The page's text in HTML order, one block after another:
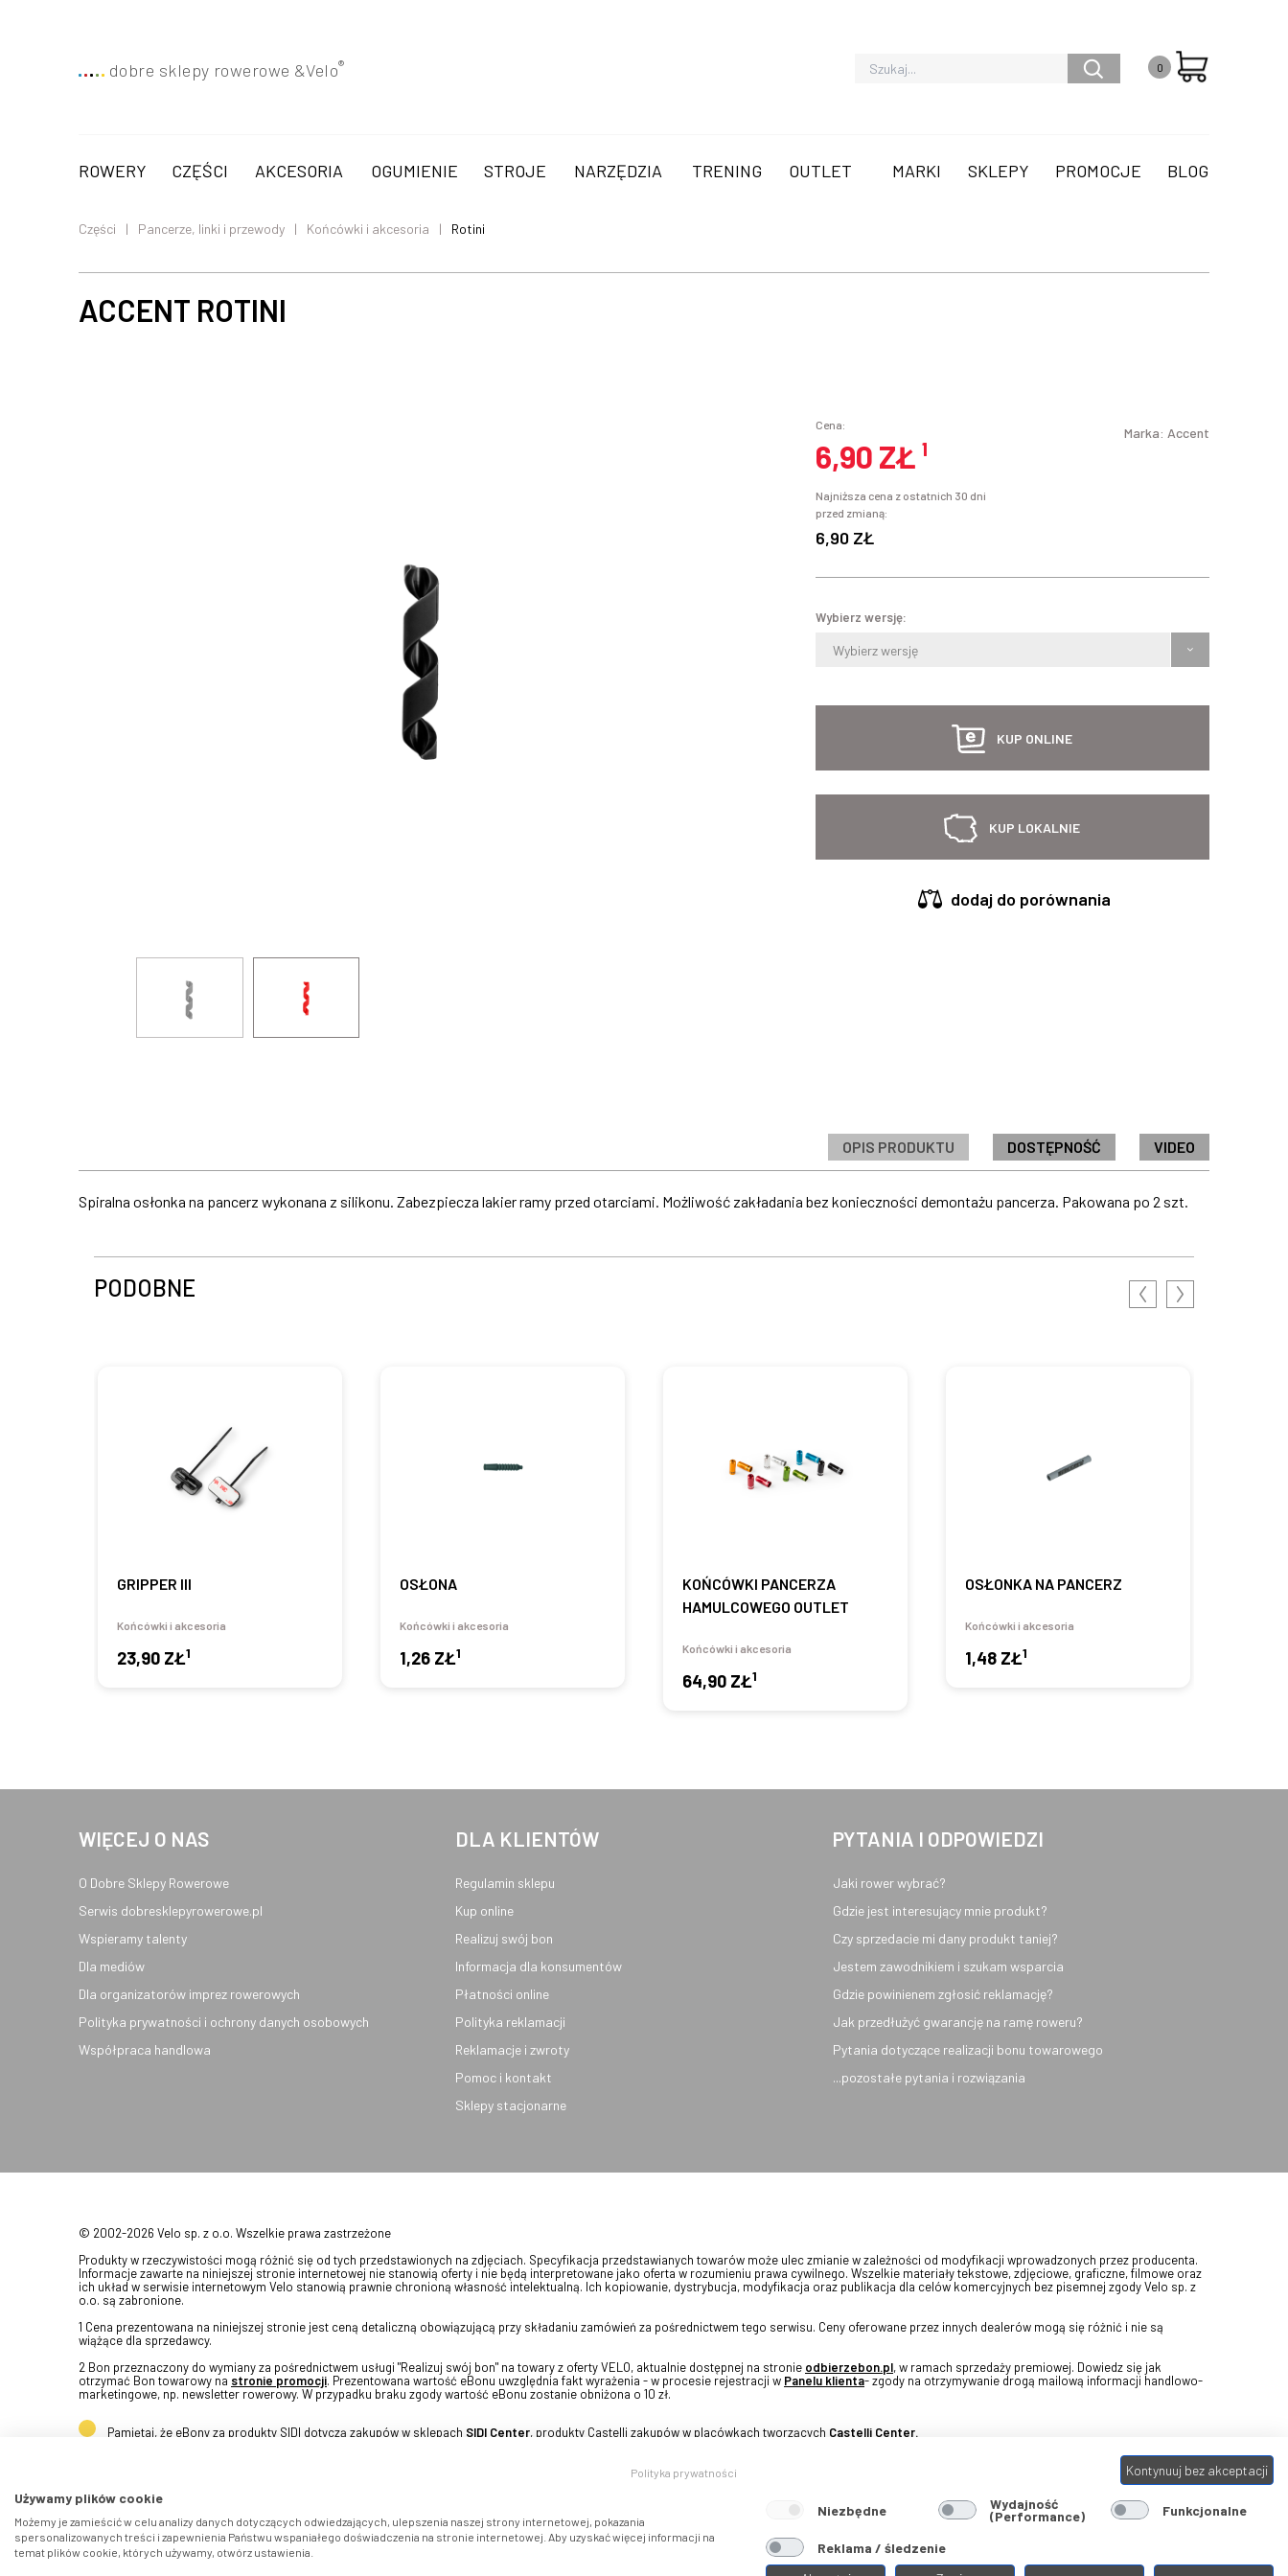
dobre sklepy rowerowe &Velo® 0
ROWERY CZĘŚCI AKCESORIA OGUMIENIE STROJE NARZĘDZIA TRENING OUTLET MARKI SKLEPY PROMOCJE BLOG
Części Pancerze, linki i przewody Końcówki i akcesoria Rotini
ACCENT ROTINI
Cena:
6,90 ZŁ¹
Najniższa cena z ostatnich 30 dni
przed zmianą:
6,90 ZŁ
Marka: Accent
Wybierz wersję:
Wybierz wersję
KUP ONLINE
KUP LOKALNIE
dodaj do porównania
OPIS PRODUKTU DOSTĘPNOŚĆ VIDEO
Spiralna osłonka na pancerz wykonana z silikonu. Zabezpiecza lakier ramy przed otarciami. Możliwość zakładania bez konieczności demontażu pancerza. Pakowana po 2 szt.
PODOBNE
GRIPPER III
Końcówki i akcesoria
23,90 ZŁ1
OSŁONA
Końcówki i akcesoria
1,26 ZŁ1
KOŃCÓWKI PANCERZA
HAMULCOWEGO OUTLET
Końcówki i akcesoria
64,90 ZŁ1
OSŁONKA NA PANCERZ
Końcówki i akcesoria
1,48 ZŁ1
WIĘCEJ O NAS
O Dobre Sklepy Rowerowe
Serwis dobresklepyrowerowe.pl
Wspieramy talenty
Dla mediów
Dla organizatorów imprez rowerowych
Polityka prywatności i ochrony danych osobowych
Współpraca handlowa
DLA KLIENTÓW
Regulamin sklepu
Kup online
Realizuj swój bon
Informacja dla konsumentów
Płatności online
Polityka reklamacji
Reklamacje i zwroty
Pomoc i kontakt
Sklepy stacjonarne
PYTANIA I ODPOWIEDZI
Jaki rower wybrać?
Gdzie jest interesujący mnie produkt?
Czy sprzedacie mi dany produkt taniej?
Jestem zawodnikiem i szukam wsparcia
Gdzie powinienem zgłosić reklamację?
Jak przedłużyć gwarancję na ramę roweru?
Pytania dotyczące realizacji bonu towarowego
...pozostałe pytania i rozwiązania
© 2002-2026 Velo sp. z o.o. Wszelkie prawa zastrzeżone
Produkty w rzeczywistości mogą różnić się od tych przedstawionych na zdjęciach. Specyfikacja przedstawianych towarów może ulec zmianie w zależności od modyfikacji wprowadzonych przez producenta.
Informacje zawarte na niniejszej stronie internetowej nie stanowią oferty i nie będą interpretowane jako oferta w rozumieniu prawa cywilnego. Wszelkie materiały tekstowe, zdjęciowe, graficzne, filmowe oraz
ich układ w serwisie internetowym Velo stanowią prawnie chronioną własność intelektualną. Ich kopiowanie, dystrybucja, modyfikacja oraz publikacja dla celów komercyjnych bez pisemnej zgody Velo sp. z
o.o. są zabronione.
1 Cena prezentowana na niniejszej stronie jest ceną detaliczną obowiązującą przy składaniu zamówień za pośrednictwem tego serwisu. Ceny oferowane przez innych dealerów mogą się różnić i nie są
wiążące dla sprzedawcy.
2 Bon przeznaczony do wymiany za pośrednictwem usługi "Realizuj swój bon" na towary z oferty VELO, aktualnie dostępnej na stronie odbierzebon.pl, w ramach sprzedaży premiowej. Dowiedz się jak
otrzymać Bon towarowy na stronie promocji. Prezentowana wartość eBonu uwzględnia fakt wyrażenia - w procesie rejestracji w Panelu klienta- zgody na otrzymywanie drogą mailową informacji handlowo-
marketingowe, np. newsletter rowerowy. W przypadku braku zgody wartość eBonu zostanie obniżona o 10 zł.
Pamiętaj, że eBony za produkty SIDI dotyczą zakupów w sklepach SIDI Center, produkty Castelli zakupów w placówkach tworzących Castelli Center.
Kontynuuj bez akceptacji
Polityka prywatności
Używamy plików cookie
Możemy je zamieścić w celu analizy danych dotyczących odwiedzających, ulepszenia naszej strony internetowej, pokazania
spersonalizowanych treści i zapewnienia Państwu wspaniałego doświadczenia na stronie internetowej. Aby uzyskać więcej informacji na
temat plików cookie, których używamy, otwórz ustawienia.
Niezbędne Wydajność
(Performance) Funkcjonalne
Reklama / śledzenie